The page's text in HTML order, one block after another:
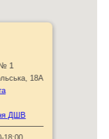
1
18А
ДШВ